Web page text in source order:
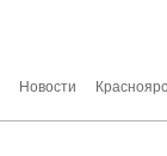
Новости